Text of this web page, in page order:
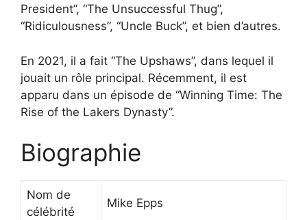
President”, “The Unsuccessful Thug”,
“Ridiculousness”, “Uncle Buck”, et bien d’autres.
En 2021, il a fait “The Upshaws”, dans lequel il
jouait un rôle principal. Récemment, il est
apparu dans un épisode de “Winning Time: The
Rise of the Lakers Dynasty”.
Biographie
Nom de
célébrité
Mike Epps